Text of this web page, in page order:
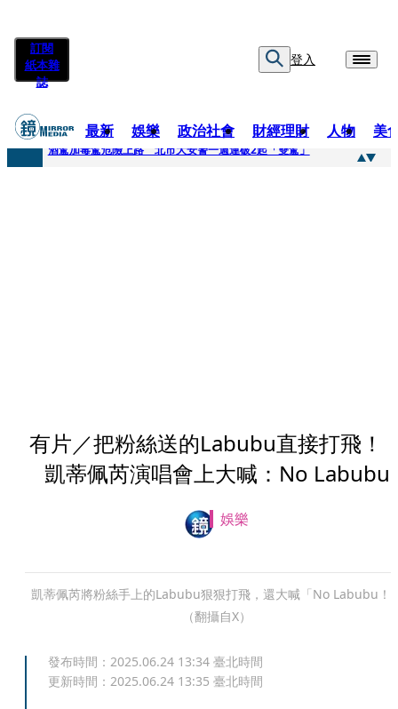
訂閱
紙本雜
誌
登入
最新 娛樂 政治社會 財經理財 人物 美
快訊
酒駕加毒駕危險上路 北市大安警一週連破2起「雙駕」
有片／把粉絲送的Labubu直接打飛
凱蒂佩芮演唱會上大喊：No Labubu
娛樂
凱蒂佩芮將粉絲手上的Labubu狠狠打飛，還大喊「No Labubu！
（翻攝自X）
發布時間： 2025.06.24 13:34 臺北時間
更新時間： 2025.06.24 13:35 臺北時間